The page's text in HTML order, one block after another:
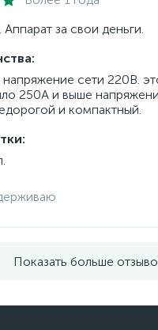
за свои деньги.
сети 220В.
250А и выше
и компактный.
Показать больше